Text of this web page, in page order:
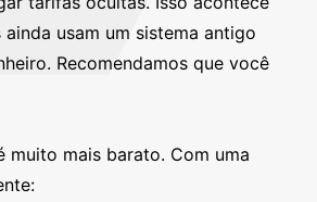
usam um sistema antigo
Recomendamos que você
muito mais barato. Com uma